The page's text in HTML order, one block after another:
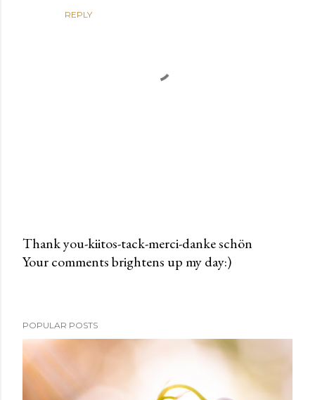
REPLY
P
a
C
o
m
Thank you-kiitos-tack-merci-danke schön
Your comments brightens up my day:)
POPULAR POSTS